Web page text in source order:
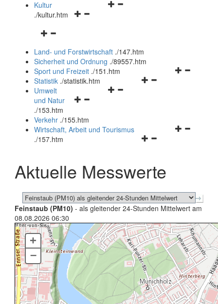
Navigationsmenü
Navigationsmenü
Kultur
./kultur.htm
Navigationsmenü
und
schließen
Land- und Forstwirtschaft ./147.htm
Sicherheit und Ordnung ./89557.htm
Navigationsmenü
Sport und Freizeit ./151.htm
Navigationsmenü
Statistik ./statistik.htm
Navigationsmenü
und
schließen
Umwelt
und Natur
./153.htm
Verkehr ./155.htm
Navigationsmenü
schließen
Wirtschaft, Arbeit und Tourismus
./157.htm
Aktuelle Messwerte
Feinstaub (PM10) - als gleitender 24-Stunden Mittelwert am
08.08.2026 06:30
+
–